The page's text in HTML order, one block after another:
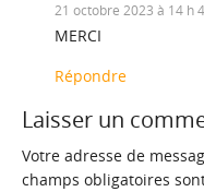
21 octobre 2023 à 14 h
MERCI
Répondre
Laisser un
Votre adresse de
champs obligatoires